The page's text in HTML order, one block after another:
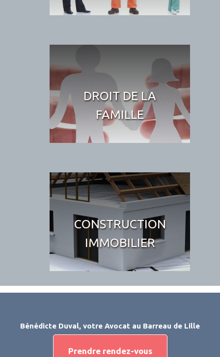
DROIT DE LA
FAMILLE
CONSTRUCTION
IMMOBILIER
Bénédicte Duval, votre Avocat au Barreau de Lille
Prendre rendez-vous